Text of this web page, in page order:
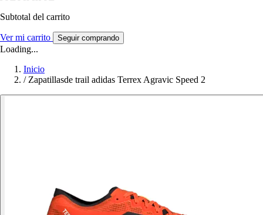
Subtotal del carrito
Ver mi carrito Seguir comprando
Loading...
Inicio
/ Zapatillasde trail adidas Terrex Agravic Speed 2